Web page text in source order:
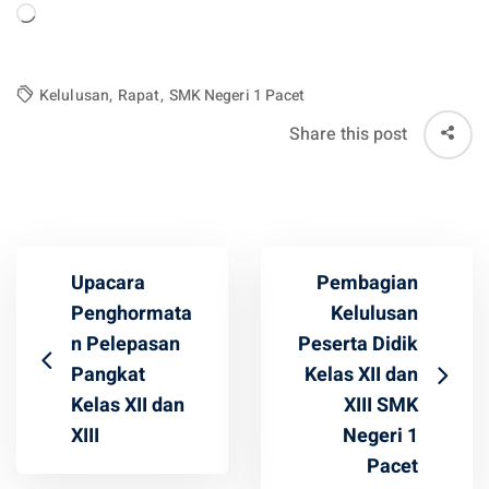
Loading…
Kelulusan, Rapat, SMK Negeri 1 Pacet
Share this post
Upacara
Penghormata
n Pelepasan
Pangkat
Kelas XII dan
XIII
Pembagian
Kelulusan
Peserta Didik
Kelas XII dan
XIII SMK
Negeri 1
Pacet